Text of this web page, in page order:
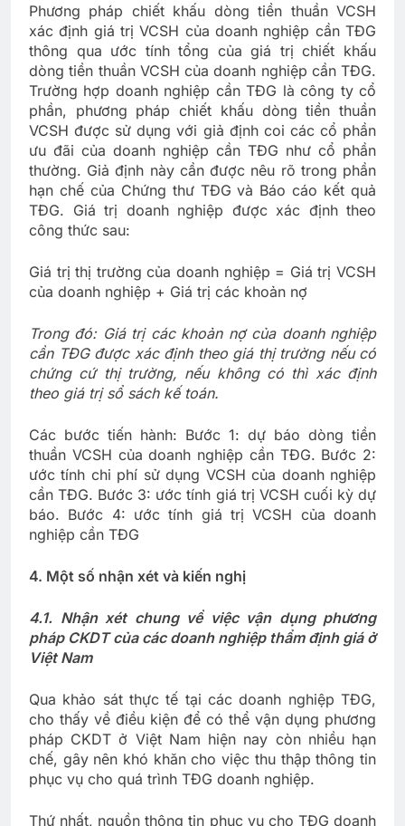
Phương pháp chiết khấu dòng tiền thuần VCSH
xác định giá trị VCSH của doanh nghiệp cần TĐG
thông qua ước tính tổng của giá trị chiết khấu
dòng tiền thuần VCSH của doanh nghiệp cần TĐG.
Trường hợp doanh nghiệp cần TĐG là công ty cổ
phần, phương pháp chiết khấu dòng tiền thuần
VCSH được sử dụng với giả định coi các cổ phần
ưu đãi của doanh nghiệp cần TĐG như cổ phần
thường. Giả định này cần được nêu rõ trong phần
hạn chế của Chứng thư TĐG và Báo cáo kết quả
TĐG. Giá trị doanh nghiệp được xác định theo
công thức sau:
Giá trị thị trường của doanh nghiệp = Giá trị VCSH
của doanh nghiệp + Giá trị các khoản nợ
Trong đó: Giá trị các khoản nợ của doanh nghiệp
cần TĐG được xác định theo giá thị trường nếu có
chứng cứ thị trường, nếu không có thì xác định
theo giá trị sổ sách kế toán.
Các bước tiến hành: Bước 1: dự báo dòng tiền
thuần VCSH của doanh nghiệp cần TĐG. Bước 2:
ước tính chi phí sử dụng VCSH của doanh nghiệp
cần TĐG. Bước 3: ước tính giá trị VCSH cuối kỳ dự
báo. Bước 4: ước tính giá trị VCSH của doanh
nghiệp cần TĐG
4. Một số nhận xét và kiến nghị
4.1. Nhận xét chung về việc vận dụng phương
pháp CKDT của các doanh nghiệp thẩm định giá ở
Việt Nam
Qua khảo sát thực tế tại các doanh nghiệp TĐG,
cho thấy về điều kiện để có thể vận dụng phương
pháp CKDT ở Việt Nam hiện nay còn nhiều hạn
chế, gây nên khó khăn cho việc thu thập thông tin
phục vụ cho quá trình TĐG doanh nghiệp.
Thứ nhất, nguồn thông tin phục vụ cho TĐG doanh